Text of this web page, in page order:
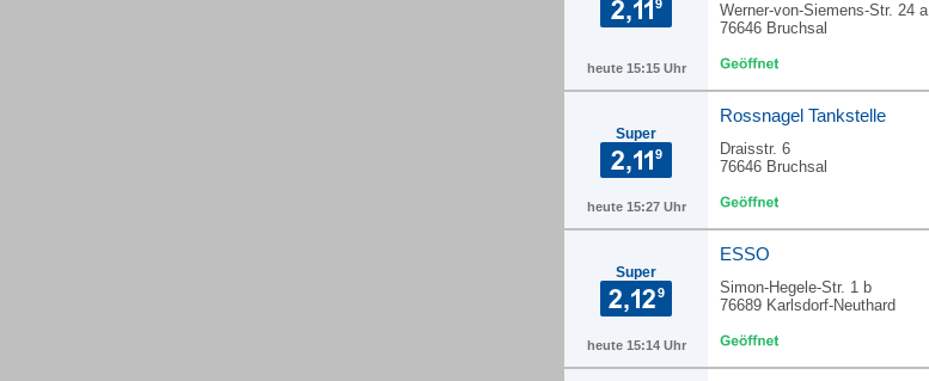
heute 15:15 Uhr
Werner-von-Siemens-Str. 24 a
76646 Bruchsal
Super
heute 15:27 Uhr
Rossnagel Tankstelle
Draisstr. 6
76646 Bruchsal
Super
heute 15:14 Uhr
ESSO
Simon-Hegele-Str. 1 b
76689 Karlsdorf-Neuthard